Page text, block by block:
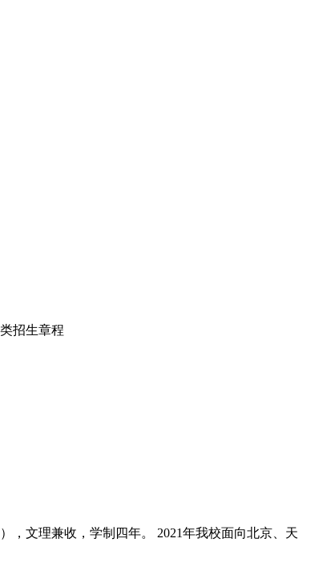
，文理兼收，学制四年。 2021年我校面向北京、天